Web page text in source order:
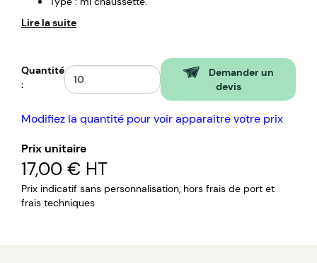
Lire la suite
Quantité
:
Demander un
devis
Modifiez la quantité pour voir apparaitre votre prix
Prix unitaire
17,00 € HT
Prix indicatif sans personnalisation, hors frais de port et
frais techniques